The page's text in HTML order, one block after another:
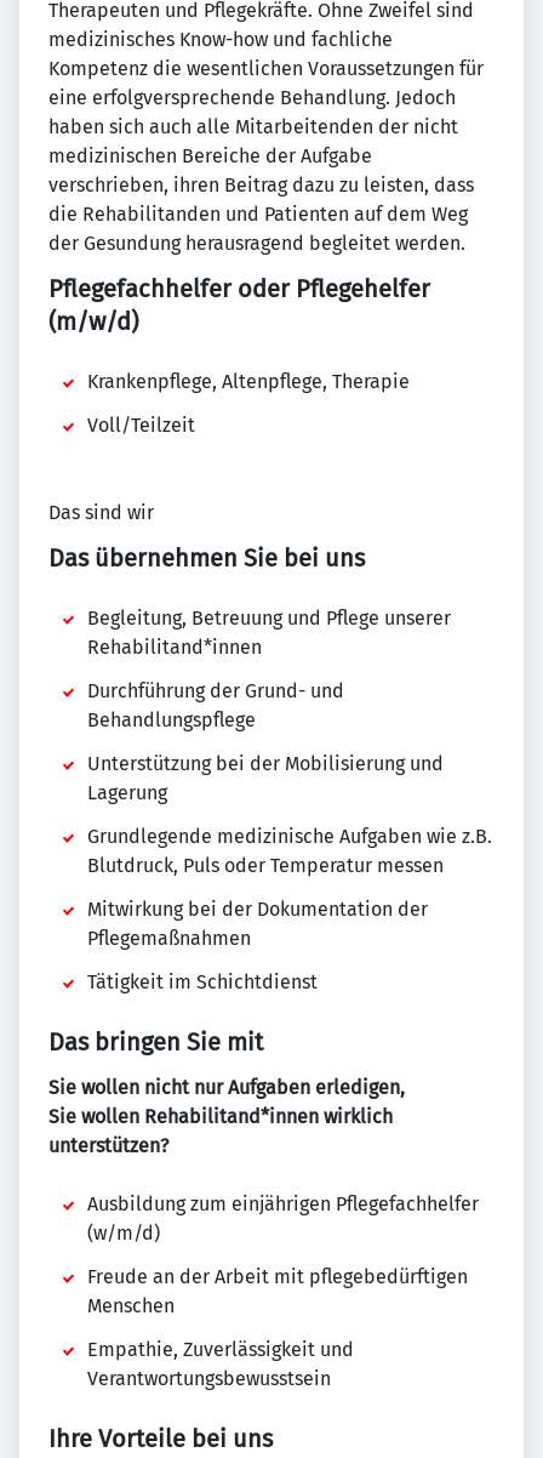
Therapeuten und Pflegekräfte. Ohne Zweifel sind
medizinisches Know-how und fachliche
Kompetenz die wesentlichen Voraussetzungen für
eine erfolgversprechende Behandlung. Jedoch
haben sich auch alle Mitarbeitenden der nicht
medizinischen Bereiche der Aufgabe
verschrieben, ihren Beitrag dazu zu leisten, dass
die Rehabilitanden und Patienten auf dem Weg
der Gesundung herausragend begleitet werden.
Pflegefachhelfer oder Pflegehelfer
(m/w/d)
Krankenpflege, Altenpflege, Therapie
Voll/Teilzeit
Das sind wir
Das übernehmen Sie bei uns
Begleitung, Betreuung und Pflege unserer
Rehabilitand*innen
Durchführung der Grund- und
Behandlungspflege
Unterstützung bei der Mobilisierung und
Lagerung
Grundlegende medizinische Aufgaben wie z.B.
Blutdruck, Puls oder Temperatur messen
Mitwirkung bei der Dokumentation der
Pflegemaßnahmen
Tätigkeit im Schichtdienst
Das bringen Sie mit
Sie wollen nicht nur Aufgaben erledigen,
Sie wollen Rehabilitand*innen wirklich
unterstützen?
Ausbildung zum einjährigen Pflegefachhelfer
(w/m/d)
Freude an der Arbeit mit pflegebedürftigen
Menschen
Empathie, Zuverlässigkeit und
Verantwortungsbewusstsein
Ihre Vorteile bei uns